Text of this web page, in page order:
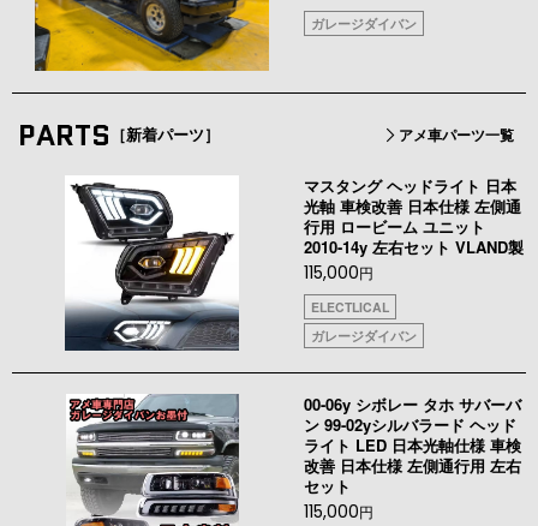
ガレージダイバン
PARTS ［新着パーツ］ アメ車パーツ一覧
マスタング ヘッドライト 日本
光軸 車検改善 日本仕様 左側通
行用 ロービーム ユニット
2010-14y 左右セット VLAND製
115,000円
ELECTLICAL
ガレージダイバン
00-06y シボレー タホ サバーバ
ン 99-02yシルバラード ヘッド
ライト LED 日本光軸仕様 車検
改善 日本仕様 左側通行用 左右
セット
115,000円